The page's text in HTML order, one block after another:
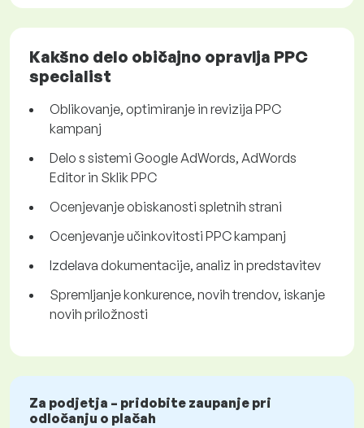
Kakšno delo običajno opravlja PPC
specialist
Oblikovanje, optimiranje in revizija PPC
kampanj
Delo s sistemi Google AdWords, AdWords
Editor in Sklik PPC
Ocenjevanje obiskanosti spletnih strani
Ocenjevanje učinkovitosti PPC kampanj
Izdelava dokumentacije, analiz in predstavitev
Spremljanje konkurence, novih trendov, iskanje
novih priložnosti
Za podjetja – pridobite zaupanje pri
odločanju o plačah